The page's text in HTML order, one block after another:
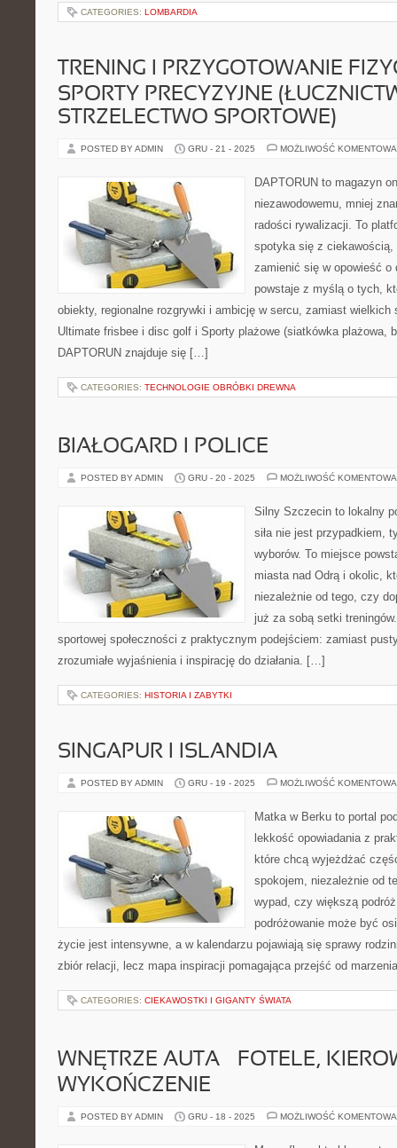
CATEGORIES: LOMBARDIA
TRENING I PRZYGOTOWANIE
SPORTY PRECYZYJNE
STRZELECTWO SPORTOWE)
POSTED BY ADMIN GRU - 21 - 2025 MOŻLIWOŚĆ
DAPTORUN to magazyn
niezawodowemu, mniej
radości rywalizacji. To
spotyka się z ciekawością,
zamienić się w opowieść o
powstaje z myślą o tych,
obiekty, regionalne rozgrywki i ambicję w sercu, zamiast wielkich
Ultimate frisbee i disc golf i Sporty plażowe (siatkówka plażowa,
DAPTORUN znajduje się […]
CATEGORIES: TECHNOLOGIE OBRÓBKI DREWNA
BIAŁOGARD I POLICE
POSTED BY ADMIN GRU - 20 - 2025 MOŻLIWOŚĆ
Silny Szczecin to lokalny
siła nie jest przypadkiem,
wyborów. To miejsce
miasta nad Odrą i okolic,
niezależnie od tego, czy
już za sobą setki
sportowej społeczności z praktycznym podejściem: zamiast
zrozumiałe wyjaśnienia i inspirację do działania. […]
CATEGORIES: HISTORIA I ZABYTKI
SINGAPUR I ISLANDIA
POSTED BY ADMIN GRU - 19 - 2025 MOŻLIWOŚĆ
Matka w Berku to portal
lekkość opowiadania z
które chcą wyjeżdżać
spokojem, niezależnie od
wypad, czy większą
podróżowanie może być
życie jest intensywne, a w kalendarzu pojawiają się sprawy
zbiór relacji, lecz mapa inspiracji pomagająca przejść od
CATEGORIES: CIEKAWOSTKI I GIGANTY ŚWIATA
WNĘTRZE AUTA – FOTELE,
WYKOŃCZENIE
POSTED BY ADMIN GRU - 18 - 2025 MOŻLIWOŚĆ